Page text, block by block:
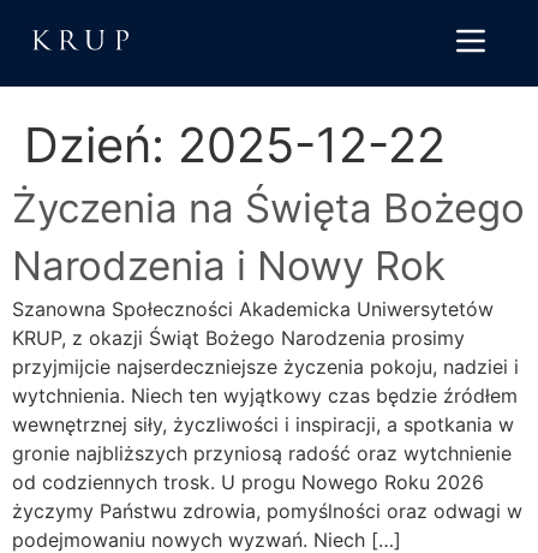
treści
Dzień: 2025-12-22
Życzenia na Święta Bożego
Narodzenia i Nowy Rok
Szanowna Społeczności Akademicka Uniwersytetów
KRUP, z okazji Świąt Bożego Narodzenia prosimy
przyjmijcie najserdeczniejsze życzenia pokoju, nadziei i
wytchnienia. Niech ten wyjątkowy czas będzie źródłem
wewnętrznej siły, życzliwości i inspiracji, a spotkania w
gronie najbliższych przyniosą radość oraz wytchnienie
od codziennych trosk. U progu Nowego Roku 2026
życzymy Państwu zdrowia, pomyślności oraz odwagi w
podejmowaniu nowych wyzwań. Niech […]